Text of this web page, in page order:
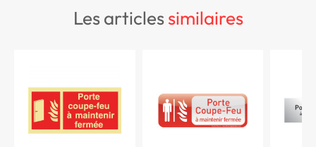
les articlessimilaires